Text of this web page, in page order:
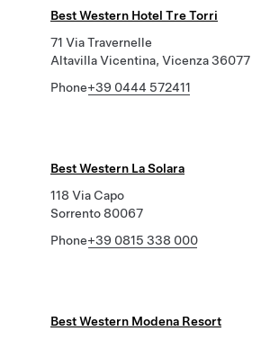
Best Western Hotel Tre Torri
71 Via Travernelle
Altavilla Vicentina, Vicenza 36077
Phone+39 0444 572411
Best Western La Solara
118 Via Capo
Sorrento 80067
Phone+39 0815 338 000
Best Western Modena Resort